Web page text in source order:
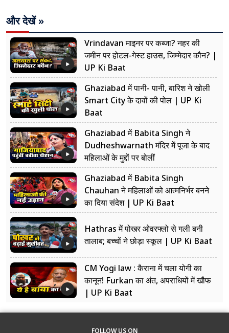
और देखें »
Vrindavan माइनर पर कब्जा? नहर की
जमीन पर होटल-गेस्ट हाउस, जिम्मेदार कौन? |
UP Ki Baat
Ghaziabad में पानी- पानी, बारिश ने खोली
Smart City के दावों की पोल | UP Ki
Baat
Ghaziabad में Babita Singh ने
Dudheshwarnath मंदिर में पूजा के बाद
महिलाओं के मुद्दों पर बोलीं
Ghaziabad में Babita Singh
Chauhan ने महिलाओं को आत्मनिर्भर बनने
का दिया संदेश | UP Ki Baat
Hathras में पोखर ओवरफ्लो से गली बनी
तालाब; बच्चों ने छोड़ा स्कूल | UP Ki Baat
CM Yogi law : कैराना में चला योगी का
कानून! Furkan का अंत, अपराधियों में खौफ
| UP Ki Baat
FOLLOW US ON